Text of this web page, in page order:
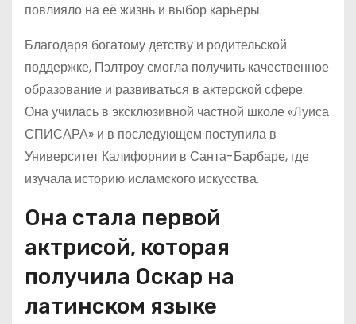
повлияло на её жизнь и выбор карьеры.
Благодаря богатому детству и родительской
поддержке, Пэлтроу смогла получить качественное
образование и развиваться в актерской сфере.
Она училась в эксклюзивной частной школе «Луиса
СПИСАРА» и в последующем поступила в
Университет Калифорнии в Санта-Барбаре, где
изучала историю исламского искусства.
Она стала первой
актрисой, которая
получила Оскар на
латинском языке